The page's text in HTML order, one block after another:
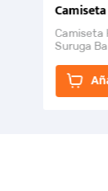
Camiseta
Suruga
la Et...